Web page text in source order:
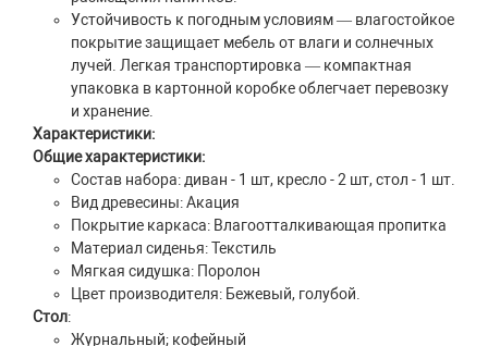
Устойчивость к погодным условиям — влагостойкое
покрытие защищает мебель от влаги и солнечных
лучей. Легкая транспортировка — компактная
упаковка в картонной коробке облегчает перевозку
и хранение.
Характеристики:
Общие характеристики:
Состав набора: диван - 1 шт, кресло - 2 шт, стол - 1 шт.
Вид древесины: Акация
Покрытие каркаса: Влагоотталкивающая пропитка
Материал сиденья: Текстиль
Мягкая сидушка: Поролон
Цвет производителя: Бежевый, голубой.
Стол:
Журнальный; кофейный